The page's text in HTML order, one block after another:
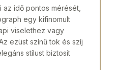
idő pontos mérését,
egy kifinomult
viselethez vagy
ezüst színű tok és szíj
stílust biztosít